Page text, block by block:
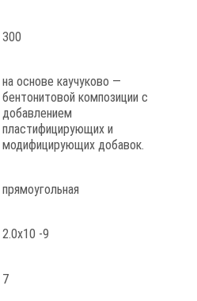
300
на основе каучуково —
бентонитовой композиции с
добавлением
пластифицирующих и
модифицирующих добавок.
прямоугольная
2.0х10 -9
7